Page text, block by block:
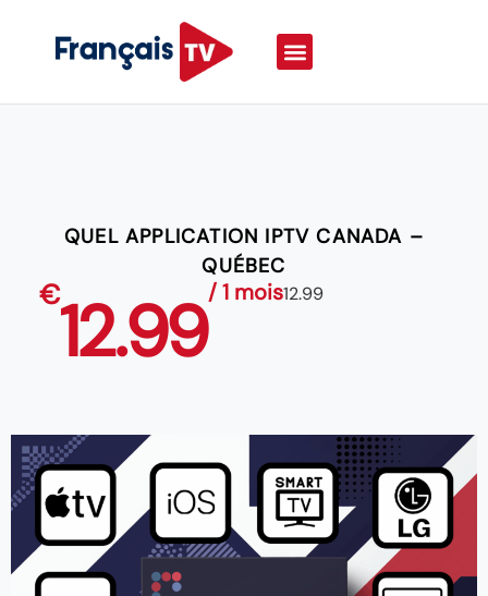
QUEL APPLICATION IPTV CANADA –
QUÉBEC
€12.99/ 1 mois12.99